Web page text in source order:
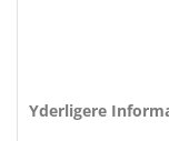
Yderligere